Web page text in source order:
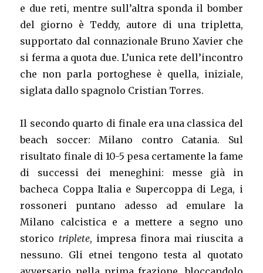
e due reti, mentre sull’altra sponda il bomber
del giorno è Teddy, autore di una tripletta,
supportato dal connazionale Bruno Xavier che
si ferma a quota due. L’unica rete dell’incontro
che non parla portoghese è quella, iniziale,
siglata dallo spagnolo Cristian Torres.
Il secondo quarto di finale era una classica del
beach soccer: Milano contro Catania. Sul
risultato finale di 10-5 pesa certamente la fame
di successi dei meneghini: messe già in
bacheca Coppa Italia e Supercoppa di Lega, i
rossoneri puntano adesso ad emulare la
Milano calcistica e a mettere a segno uno
storico triplete, impresa finora mai riuscita a
nessuno. Gli etnei tengono testa al quotato